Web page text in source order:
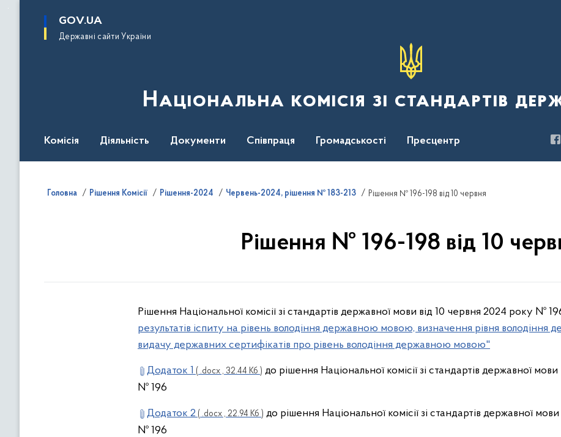
основного
GOV.UA
Державні сайти України
Національна комісія зі стандартів
Комісія Діяльність Документи Співпраця Громадськості Пресцентр
Головна Рішення Комісії Рішення-2024 Червень-2024, рішення № 183-213 Рішення № 196-198 від 10 червня
Рішення № 196-198 від 10
Рішення Національної комісії зі стандартів державної мови від 10 червня 2024 року №
результатів іспиту на рівень володіння державною мовою, визначення рівня
видачу державних сертифікатів про рівень володіння державною мовою"
Додаток 1 ( .docx , 32.44 Кб ) до рішення Національної комісії зі стандартів державної
№ 196
Додаток 2 ( .docx , 22.94 Кб ) до рішення Національної комісії зі стандартів державної
№ 196